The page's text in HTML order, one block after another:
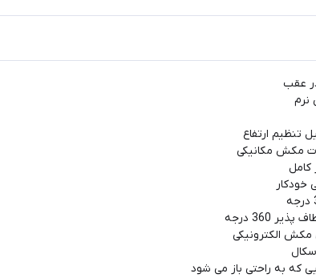
عقب
نرم
تنظیم ارتفاع
مکش مکانیکی
کامل
360 درجه
مکش الکترونیکی
که به راحتی باز می شود